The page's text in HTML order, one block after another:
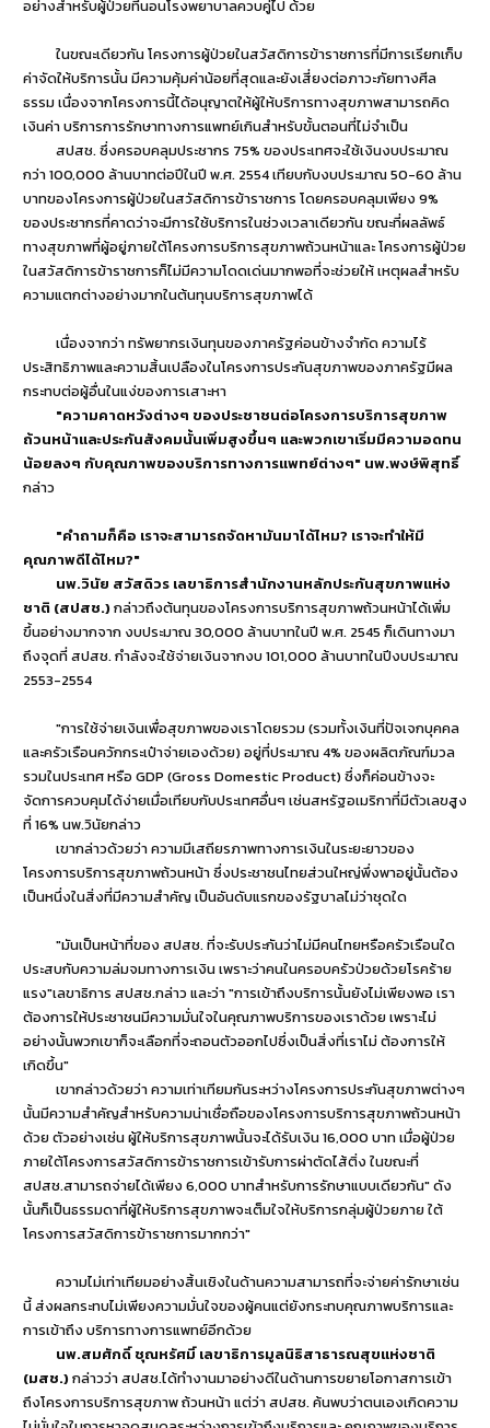
อย่างสำหรับผู้ป่วยที่นอนโรงพยาบาลควบคู่ไป ด้วย
ในขณะเดียวกัน โครงการผู้ป่วยในสวัสดิการข้าราชการที่มีการเรียกเก็บ
ค่าจัดให้บริการนั้น มีความคุ้มค่าน้อยที่สุดและยังเสี่ยงต่อภาวะภัยทางศีล
ธรรม เนื่องจากโครงการนี้ได้อนุญาตให้ผู้ให้บริการทางสุขภาพสามารถคิด
เงินค่า บริการการรักษาทางการแพทย์เกินสำหรับขั้นตอนที่ไม่จำเป็น
สปสช. ซึ่งครอบคลุมประชากร 75% ของประเทศจะใช้เงินงบประมาณ
กว่า 100,000 ล้านบาทต่อปีในปี พ.ศ. 2554 เทียบกับงบประมาณ 50-60 ล้าน
บาทของโครงการผู้ป่วยในสวัสดิการข้าราชการ โดยครอบคลุมเพียง 9%
ของประชากรที่คาดว่าจะมีการใช้บริการในช่วงเวลาเดียวกัน ขณะที่ผลลัพธ์
ทางสุขภาพที่ผู้อยู่ภายใต้โครงการบริการสุขภาพถ้วนหน้าและ โครงการผู้ป่วย
ในสวัสดิการข้าราชการก็ไม่มีความโดดเด่นมากพอที่จะช่วยให้ เหตุผลสำหรับ
ความแตกต่างอย่างมากในต้นทุนบริการสุขภาพได้
เนื่องจากว่า ทรัพยากรเงินทุนของภาครัฐค่อนข้างจำกัด ความไร้
ประสิทธิภาพและความสิ้นเปลืองในโครงการประกันสุขภาพของภาครัฐมีผล
กระทบต่อผู้อื่นในแง่ของการเสาะหา
"ความคาดหวังต่างๆ ของประชาชนต่อโครงการบริการสุขภาพ
ถ้วนหน้าและประกันสังคมนั้นเพิ่มสูงขึ้นๆ และพวกเขาเริ่มมีความอดทน
น้อยลงๆ กับคุณภาพของบริการทางการแพทย์ต่างๆ" นพ.พงษ์พิสุทธิ์
กล่าว
"คำถามก็คือ เราจะสามารถจัดหามันมาได้ไหม? เราจะทำให้มี
คุณภาพดีได้ไหม?"
นพ.วินัย สวัสดิวร เลขาธิการสำนักงานหลักประกันสุขภาพแห่ง
ชาติ (สปสช.)กล่าวถึงต้นทุนของโครงการบริการสุขภาพถ้วนหน้าได้เพิ่ม
ขึ้นอย่างมากจาก งบประมาณ 30,000 ล้านบาทในปี พ.ศ. 2545 ก็เดินทางมา
ถึงจุดที่ สปสช. กำลังจะใช้จ่ายเงินจากงบ 101,000 ล้านบาทในปีงบประมาณ
2553-2554
"การใช้จ่ายเงินเพื่อสุขภาพของเราโดยรวม (รวมทั้งเงินที่ปัจเจกบุคคล
และครัวเรือนควักกระเป๋าจ่ายเองด้วย) อยู่ที่ประมาณ 4% ของผลิตภัณฑ์มวล
รวมในประเทศ หรือ GDP (Gross Domestic Product) ซึ่งก็ค่อนข้างจะ
จัดการควบคุมได้ง่ายเมื่อเทียบกับประเทศอื่นๆ เช่นสหรัฐอเมริกาที่มีตัวเลขสูง
ที่ 16% นพ.วินัยกล่าว
เขากล่าวด้วยว่า ความมีเสถียรภาพทางการเงินในระยะยาวของ
โครงการบริการสุขภาพถ้วนหน้า ซึ่งประชาชนไทยส่วนใหญ่พึ่งพาอยู่นั้นต้อง
เป็นหนึ่งในสิ่งที่มีความสำคัญ เป็นอันดับแรกของรัฐบาลไม่ว่าชุดใด
"มันเป็นหน้าที่ของ สปสช. ที่จะรับประกันว่าไม่มีคนไทยหรือครัวเรือนใด
ประสบกับความล่มจมทางการเงิน เพราะว่าคนในครอบครัวป่วยด้วยโรคร้าย
แรง"เลขาธิการ สปสช.กล่าว และว่า "การเข้าถึงบริการนั้นยังไม่เพียงพอ เรา
ต้องการให้ประชาชนมีความมั่นใจในคุณภาพบริการของเราด้วย เพราะไม่
อย่างนั้นพวกเขาก็จะเลือกที่จะถอนตัวออกไปซึ่งเป็นสิ่งที่เราไม่ ต้องการให้
เกิดขึ้น"
เขากล่าวด้วยว่า ความเท่าเทียมกันระหว่างโครงการประกันสุขภาพต่างๆ
นั้นมีความสำคัญสำหรับความน่าเชื่อถือของโครงการบริการสุขภาพถ้วนหน้า
ด้วย ตัวอย่างเช่น ผู้ให้บริการสุขภาพนั้นจะได้รับเงิน 16,000 บาท เมื่อผู้ป่วย
ภายใต้โครงการสวัสดิการข้าราชการเข้ารับการผ่าตัดไส้ติ่ง ในขณะที่
สปสช.สามารถจ่ายได้เพียง 6,000 บาทสำหรับการรักษาแบบเดียวกัน" ดัง
นั้นก็เป็นธรรมดาที่ผู้ให้บริการสุขภาพจะเต็มใจให้บริการกลุ่มผู้ป่วยภาย ใต้
โครงการสวัสดิการข้าราชการมากกว่า"
ความไม่เท่าเทียมอย่างสิ้นเชิงในด้านความสามารถที่จะจ่ายค่ารักษาเช่น
นี้ ส่งผลกระทบไม่เพียงความมั่นใจของผู้คนแต่ยังกระทบคุณภาพบริการและ
การเข้าถึง บริการทางการแพทย์อีกด้วย
นพ.สมศักดิ์ ชุณหรัศมิ์ เลขาธิการมูลนิธิสาธารณสุขแห่งชาติ
(มสช.)กล่าวว่า สปสช.ได้ทำงานมาอย่างดีในด้านการขยายโอกาสการเข้า
ถึงโครงการบริการสุขภาพ ถ้วนหน้า แต่ว่า สปสช. ค้นพบว่าตนเองเกิดความ